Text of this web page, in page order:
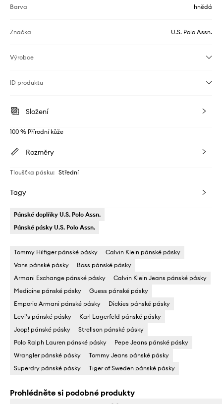
Barva hnědá
Značka U.S. Polo Assn.
Výrobce
ID produktu
Složení
100 % Přírodní kůže
Rozměry
Tloušťka pásku: Střední
Tagy
Pánské doplňky U.S. Polo Assn.
Pánské pásky U.S. Polo Assn.
Tommy Hilfiger pánské pásky
Calvin Klein pánské pásky
Vans pánské pásky
Boss pánské pásky
Armani Exchange pánské pásky
Calvin Klein Jeans pánské pásky
Medicine pánské pásky
Guess pánské pásky
Emporio Armani pánské pásky
Dickies pánské pásky
Levi's pánské pásky
Karl Lagerfeld pánské pásky
Joop! pánské pásky
Strellson pánské pásky
Polo Ralph Lauren pánské pásky
Pepe Jeans pánské pásky
Wrangler pánské pásky
Tommy Jeans pánské pásky
Superdry pánské pásky
Tiger of Sweden pánské pásky
Prohlédněte si podobné produkty